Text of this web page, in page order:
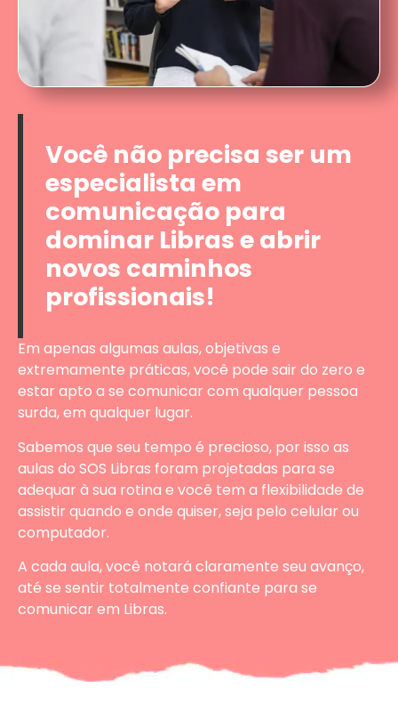
Você não precisa ser um
especialista em
comunicação para
dominar Libras e abrir
novos caminhos
profissionais!
Em apenas algumas aulas, objetivas e
extremamente práticas, você pode sair do zero e
estar apto a se comunicar com qualquer pessoa
surda, em qualquer lugar.
Sabemos que seu tempo é precioso, por isso as
aulas do SOS Libras foram projetadas para se
adequar à sua rotina e você tem a flexibilidade de
assistir quando e onde quiser, seja pelo celular ou
computador.
A cada aula, você notará claramente seu avanço,
até se sentir totalmente confiante para se
comunicar em Libras.